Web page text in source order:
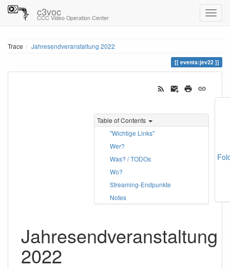
c3voc
CCC Video Operation Center
Trace Jahresendveranstaltung 2022
events:jev22
Table of Contents
"Wichtige Links"
Wer?
Was? / TODOs
Wo?
Streaming-Endpunkte
Notes
Jahresendveranstaltung
2022